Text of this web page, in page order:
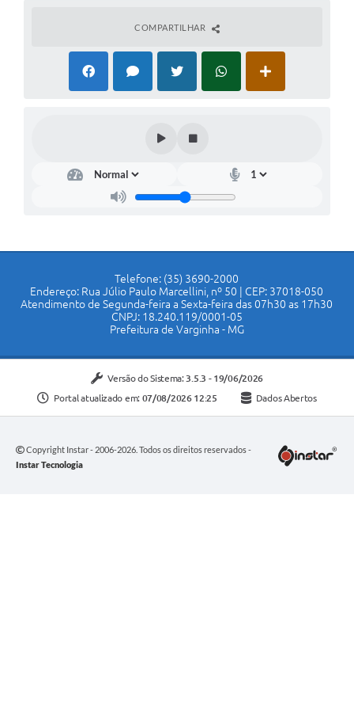
COMPARTILHAR
Telefone: (35) 3690-2000
Endereço: Rua Júlio Paulo Marcellini, nº 50 | CEP: 37018-050
Atendimento de Segunda-feira a Sexta-feira das 07h30 as 17h30
CNPJ: 18.240.119/0001-05
Prefeitura de Varginha - MG
Versão do Sistema: 3.5.3 - 19/06/2026
Portal atualizado em: 07/08/2026 12:25 Dados Abertos
Copyright Instar - 2006-2026. Todos os direitos reservados -
Instar Tecnologia